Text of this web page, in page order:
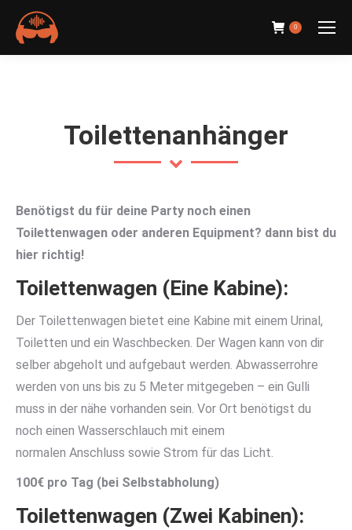
0
Toilettenanhänger
Benötigst du für deine Party noch einen
Toilettenwagen oder anderen Equipment? dann bist du
hier richtig!
Toilettenwagen (Eine Kabine):
Der Toilettenwagen bietet eine Kabine mit einem Urinal,
Toiletten und ein Waschbecken. Der Wagen kann von dir
selber abgeholt und aufgebaut werden. Abwasserrohre
werden von uns bis zu 5 Meter mitgegeben – ein Gulli
muss in der nähe vorhanden sein. Vor Ort benötigst du
noch einen Wasserschlauch mit einem
normalen Anschluss sowie Strom für das Licht.
100€ pro Tag (bei Selbstabholung)
Toilettenwagen (Zwei Kabinen):